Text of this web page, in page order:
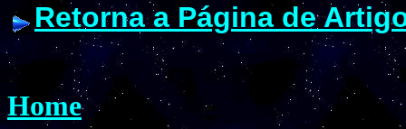
Retorna a Página de
Home